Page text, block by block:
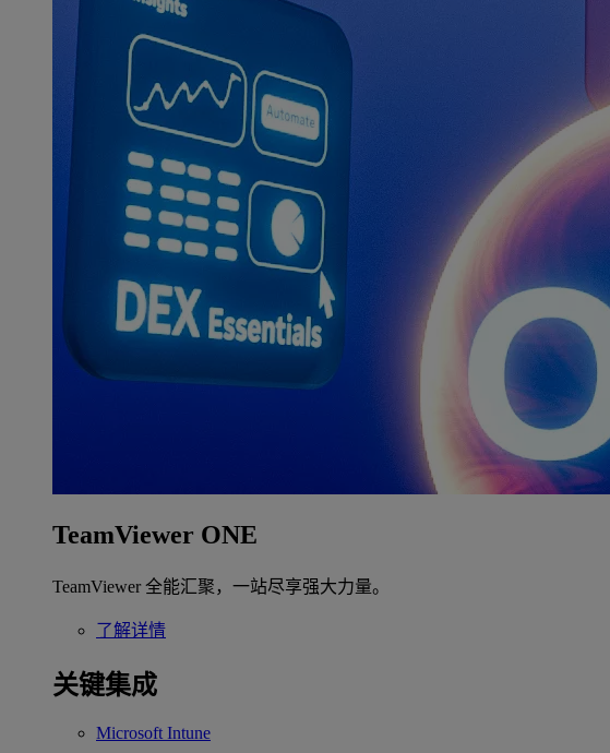
TeamViewer ONE
TeamViewer 全能汇聚，一站尽享强大力量。
了解详情
关键集成
Microsoft Intune